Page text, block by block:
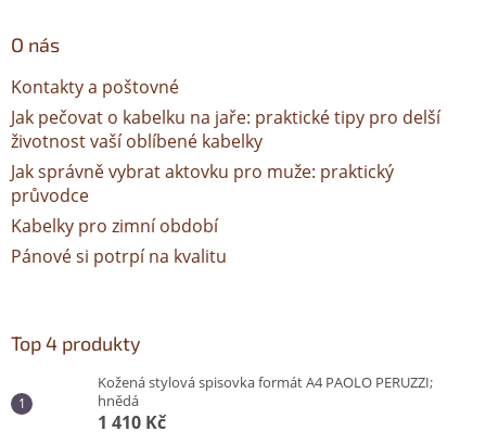
O nás
Kontakty a poštovné
Jak pečovat o kabelku na jaře: praktické tipy pro delší
životnost vaší oblíbené kabelky
Jak správně vybrat aktovku pro muže: praktický
průvodce
Kabelky pro zimní období
Pánové si potrpí na kvalitu
Top 4 produkty
Kožená stylová spisovka formát A4 PAOLO PERUZZI;
hnědá
1 410 Kč